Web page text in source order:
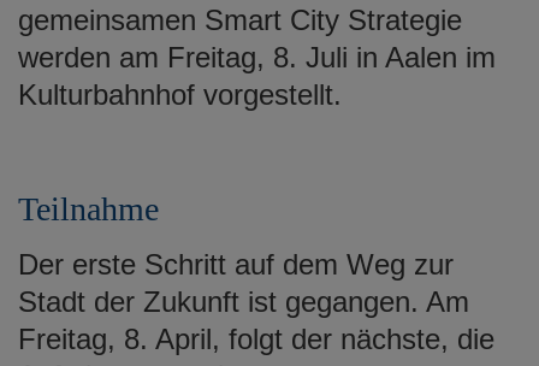
gemeinsamen Smart City Strategie
werden am Freitag, 8. Juli in Aalen im
Kulturbahnhof vorgestellt.
Teilnahme
Der erste Schritt auf dem Weg zur
Stadt der Zukunft ist gegangen. Am
Freitag, 8. April, folgt der nächste, die